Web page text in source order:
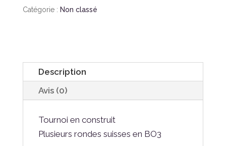
Yu-
Dignes
Catégorie : Non classé
Description
Avis (0)
Tournoi en construit
Plusieurs rondes suisses en BO3